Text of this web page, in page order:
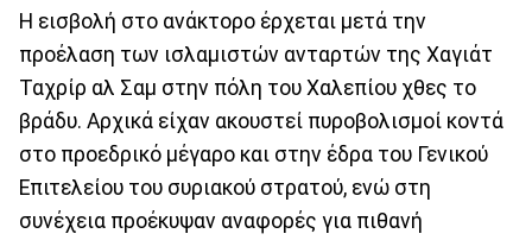
Η εισβολή στο ανάκτορο έρχεται μετά την
προέλαση των ισλαμιστών ανταρτών της Χαγιάτ
Ταχρίρ αλ Σαμ στην πόλη του Χαλεπίου χθες το
βράδυ. Αρχικά είχαν ακουστεί πυροβολισμοί κοντά
στο προεδρικό μέγαρο και στην έδρα του Γενικού
Επιτελείου του συριακού στρατού, ενώ στη
συνέχεια προέκυψαν αναφορές για πιθανή